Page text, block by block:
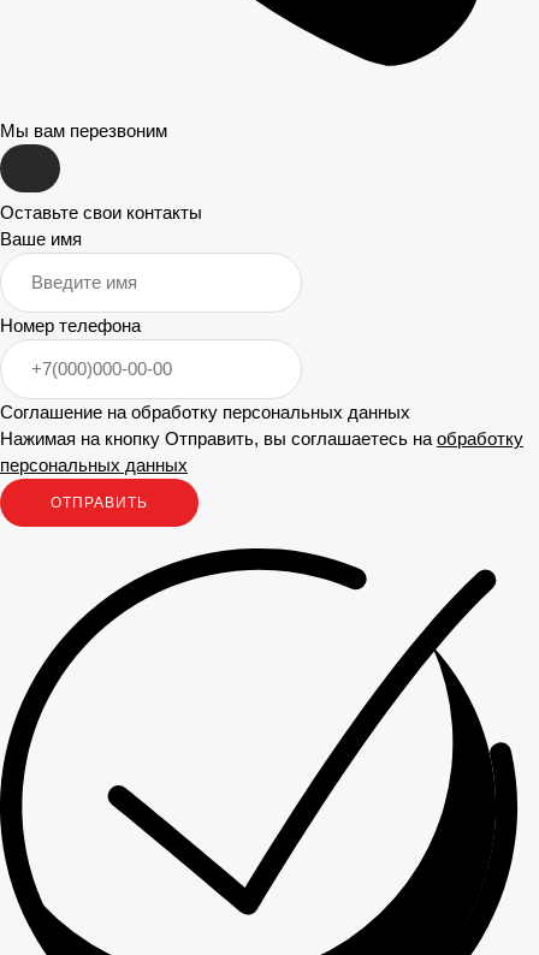
Мы вам перезвоним
Оставьте свои контакты
Ваше имя
Номер телефона
Соглашение на обработку персональных данных
Нажимая на кнопку Отправить, вы соглашаетесь на обработку
персональных данных
ОТПРАВИТЬ